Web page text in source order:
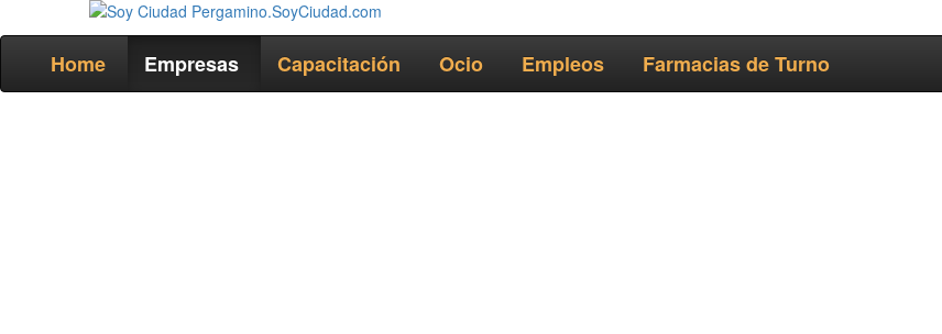
Home Empresas Capacitación Ocio Empleos Farmacias de Turno